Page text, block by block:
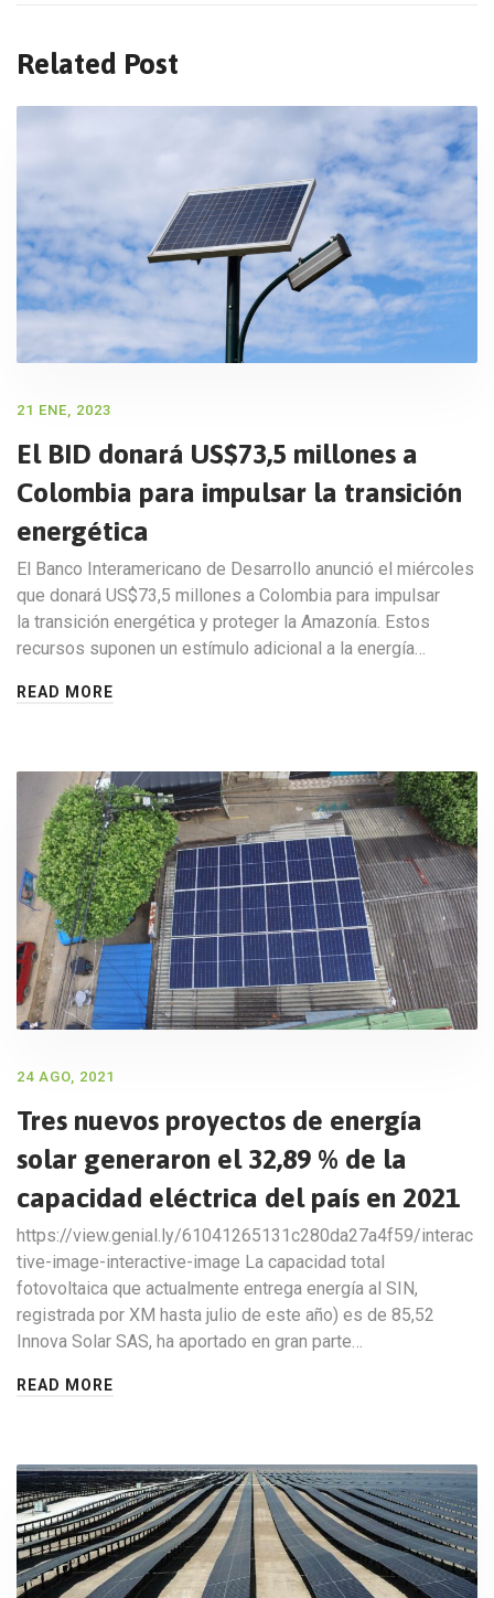
Related Post
21 ENE, 2023
El BID donará US$73,5 millones a
Colombia para impulsar la transición
energética
El Banco Interamericano de Desarrollo anunció el miércoles
que donará US$73,5 millones a Colombia para impulsar
la transición energética y proteger la Amazonía. Estos
recursos suponen un estímulo adicional a la energía…
READ MORE
24 AGO, 2021
Tres nuevos proyectos de energía
solar generaron el 32,89 % de la
capacidad eléctrica del país en 2021
https://view.genial.ly/61041265131c280da27a4f59/interac
tive-image-interactive-image La capacidad total
fotovoltaica que actualmente entrega energía al SIN,
registrada por XM hasta julio de este año) es de 85,52
Innova Solar SAS, ha aportado en gran parte…
READ MORE